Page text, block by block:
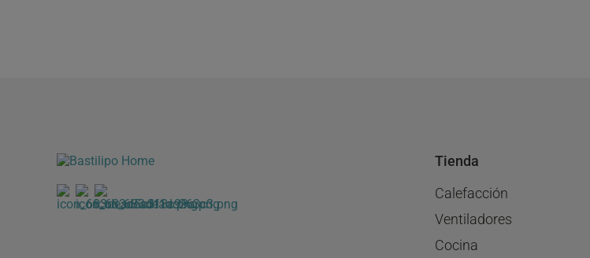
Tienda
Calefacción
Ventiladores
Cocina